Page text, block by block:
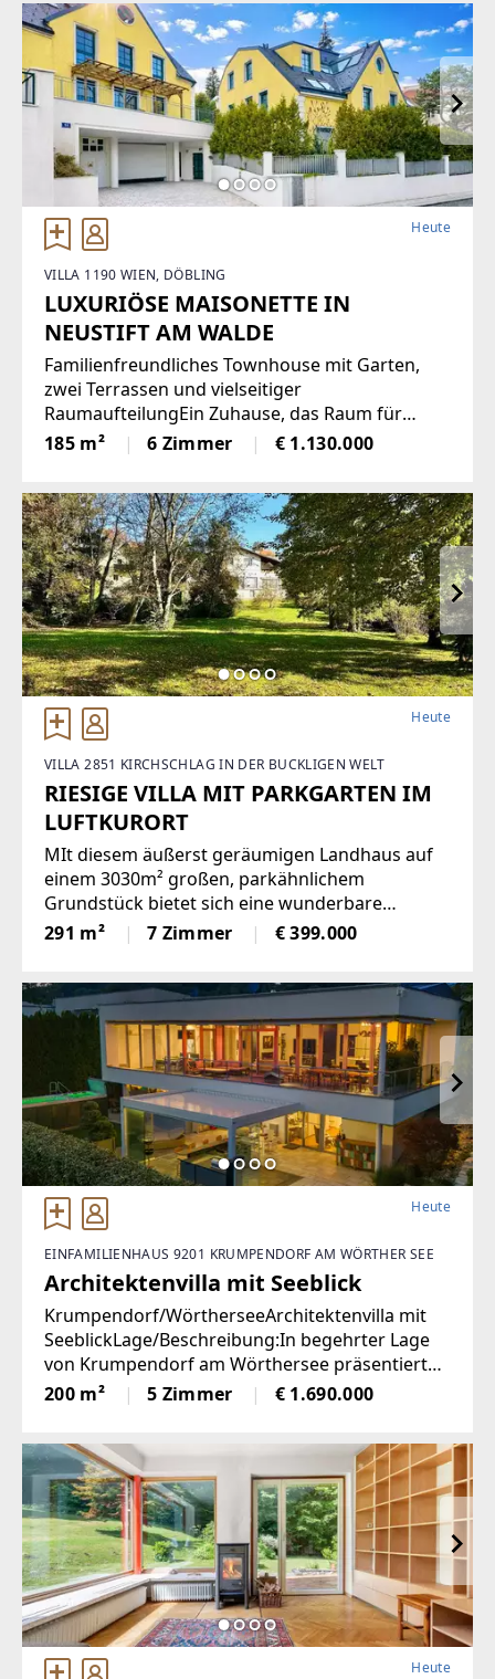
Heute
VILLA 1190 WIEN, DÖBLING
LUXURIÖSE MAISONETTE IN
NEUSTIFT AM WALDE
Familienfreundliches Townhouse mit Garten,
zwei Terrassen und vielseitiger
RaumaufteilungEin Zuhause, das Raum für
Familie, Rückzug und gemeinsames Leben
schafft: Dieses grosszügige Townhouse mit
klare
185 m² 6 Zimmer € 1.130.000
Heute
VILLA 2851 KIRCHSCHLAG IN DER BUCKLIGEN WELT
RIESIGE VILLA MIT PARKGARTEN IM
LUFTKURORT
MIt diesem äußerst geräumigen Landhaus auf
einem 3030m² großen, parkähnlichem
Grundstück bietet sich eine wunderbare
Gelegenheit, ein einmaliges Domizil in der
beliebten Gemeinde Krumbach zu schaffen!Das
291 m² 7 Zimmer € 399.000
Heute
EINFAMILIENHAUS 9201 KRUMPENDORF AM WÖRTHER SEE
Architektenvilla mit Seeblick
Krumpendorf/WörtherseeArchitektenvilla mit
SeeblickLage/Beschreibung:In begehrter Lage
von Krumpendorf am Wörthersee präsentiert
sich diese herausragende Architekten-Villa als
ein wahres Refugium für Anspruchsvolle. Die im
200 m² 5 Zimmer € 1.690.000
Heute